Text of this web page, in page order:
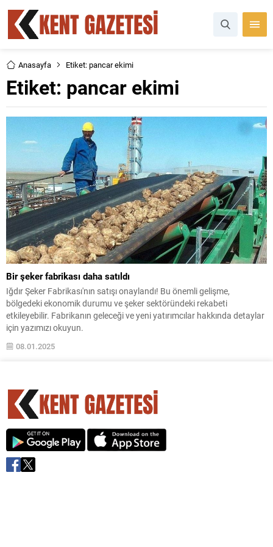
Anasayfa Etiket: pancar ekimi
Etiket: pancar ekimi
Bir şeker fabrikası daha satıldı
Iğdır Şeker Fabrikası'nın satışı onaylandı! Bu önemli gelişme,
bölgedeki ekonomik durumu ve şeker sektöründeki rekabeti
etkileyebilir. Fabrikanın geleceği ve yeni yatırımcılar hakkında detaylar
için yazımızı okuyun.
08.01.2025